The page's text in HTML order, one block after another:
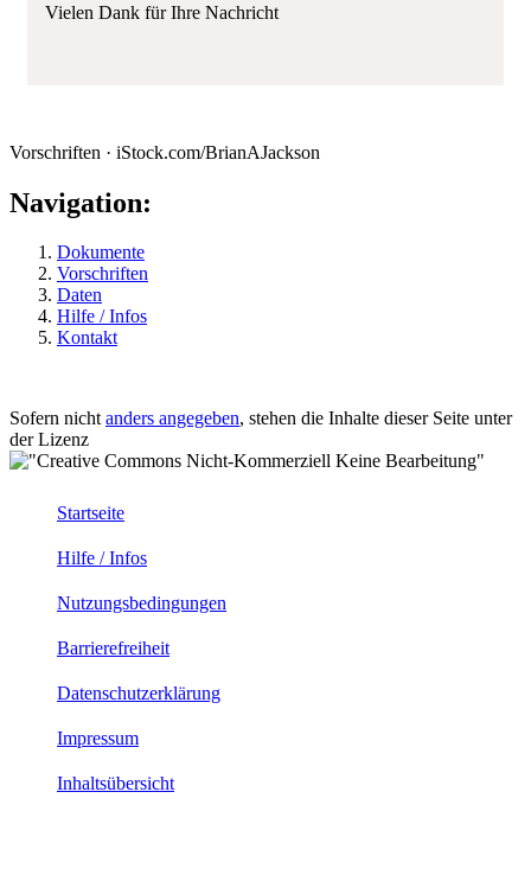
Vielen Dank für Ihre Nachricht
Vorschriften · iStock.com/BrianAJackson
Navigation:
Dokumente
Vorschriften
Daten
Hilfe / Infos
Kontakt
Sofern nichtanders angegeben, stehen die Inhalte dieser Seite unter
der Lizenz
Startseite
Hilfe / Infos
Nutzungsbedingungen
Barrierefreiheit
Datenschutzerklärung
Impressum
Inhaltsübersicht